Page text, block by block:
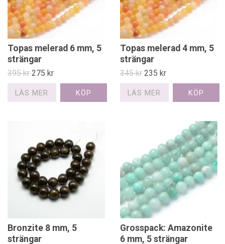
Topas melerad 6 mm, 5
strängar
395 kr 275 kr
LÄS MER
Topas melerad 4 mm, 5
strängar
345 kr 235 kr
LÄS MER
Bronzite 8 mm, 5
strängar
Grosspack: Amazonite
6 mm, 5 strängar